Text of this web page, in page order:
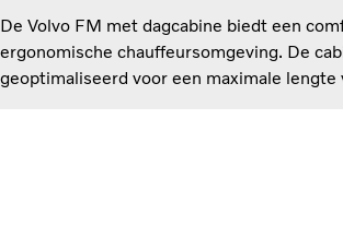
De Volvo FM met dagcabine biedt een
ergonomische chauffeursomgeving. De
geoptimaliseerd voor een maximale lengte